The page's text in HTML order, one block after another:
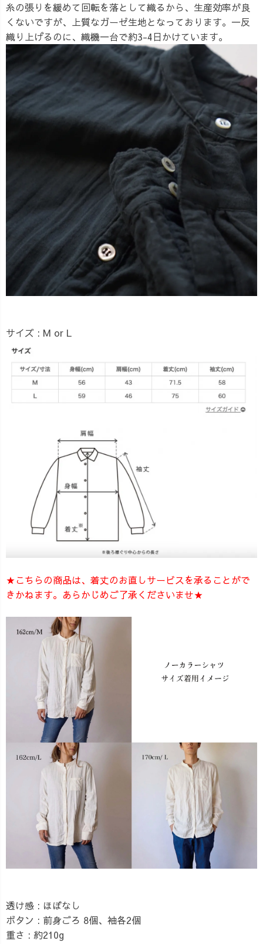
糸の張りを緩めて回転を落として織るから、生産効率が良
くないですが、上質なガーゼ生地となっております。一反
織り上げるのに、織機一台で約3-4日かけています。
サイズ : M or L
★こちらの商品は、着丈のお直しサービスを承ることがで
きかねます。あらかじめご了承くださいませ★
透け感 : ほぼなし
ボタン : 前身ごろ 8個、袖各2個
重さ : 約210g